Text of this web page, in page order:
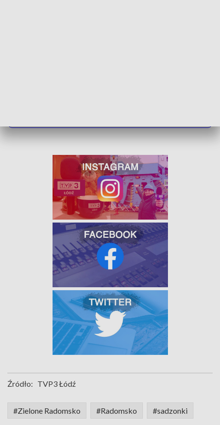
Źródło: TVP3 Łódź
#Zielone Radomsko #Radomsko #sadzonki